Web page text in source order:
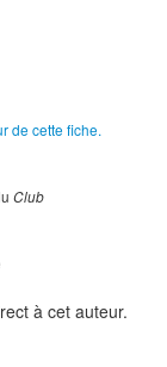
de cette fiche.
Club
à cet auteur.